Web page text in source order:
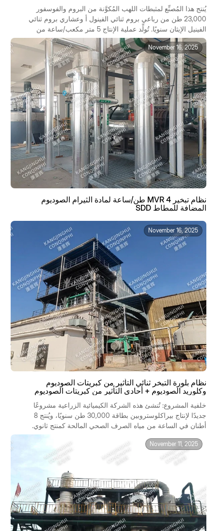
يُنتج هذا المُصنِّع لمثبطات اللهب المُكوَّنة من البروم والفوسفور
23,000 طن من رباعي بروم ثنائي الفينول أ وعشاري بروم ثنائي
الفينيل الإيثان سنويًا. تُولِّد عملية الإنتاج 5 متر مكعب/ساعة من
محلول ملحي أم عالي التركيز، بتركيبة مُعقَّدة: كلوريد الصوديوم
12%، كبريتات الصوديوم 8%، بروميد الصوديوم 3%، بورات الزنك
1%، الفوسفور العضوي 0.5%، مُطلِق الأكسجين الكيميائي 20,000
ملغم/لتر، درجة حموضة 1-2. تُصنَّف المياه الخام كنفايات خطرة
من الفئة HW18، بتكلفة التخلص الخارجي منها 2,800 يوان صيني/
طن، وتكلفة سنوية تُقارب 120 مليون يوان صيني. تحتاج الشركة
بشكل مُلِحّ إلى حل شامل "للحد من الأملاح المُختلطة + استغلال
الموارد".
November 16, 2025
نظام تبخير MVR 4 طن/ساعة لمادة الثيرام الصوديوم
المضافة للمطاط SDD
November 16, 2025
نظام بلورة التبخر ثنائي التأثير من كبريتات الصوديوم
وكلوريد الصوديوم + أحادي التأثير من كبريتات الصوديوم
خلفية المشروع: تُنشئ هذه الشركة الكيميائية الزراعية مشروعًا
جديدًا لإنتاج بيراكلوستروبين بطاقة 30,000 طن سنويًا، ويُنتج 8
أطنان في الساعة من مياه الصرف الصحي المالحة كمنتج ثانوي.
تتكون مياه الصرف الصحي من: Na₂SO₄ 15%، NaCl 12%، CODcr
800 ملغم/لتر.November 11, 2025